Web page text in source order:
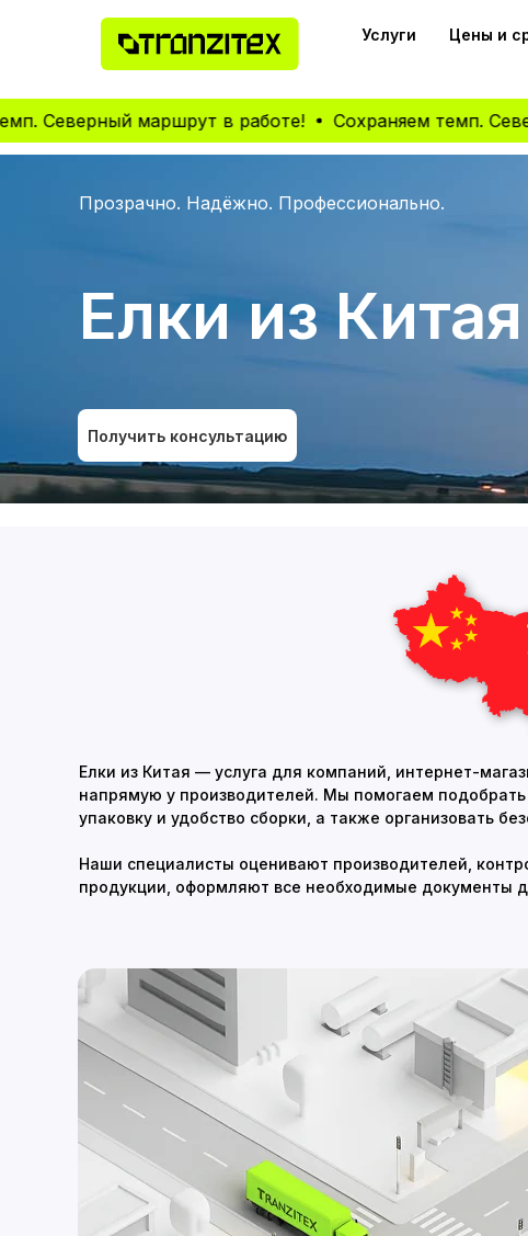
Услуги Цены и
маршрут в работе! Сохраняем темп. Северный
Получить консультацию
Прозрачно. Надёжно. Профессионально.
Елки из Китая
Елки из Китая — услуга для компаний, интернет-
напрямую у производителей. Мы помогаем
упаковку и удобство сборки, а также организовать
Наши специалисты оценивают производителей,
продукции, оформляют все необходимые документы